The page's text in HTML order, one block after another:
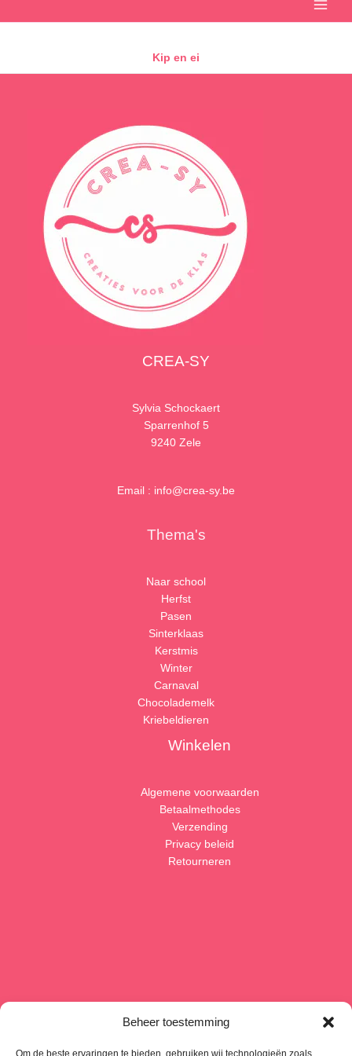
Beheer toestemming
Om de beste ervaringen te bieden, gebruiken wij technologieën zoals
Kip en ei
CREA-SY
Sylvia Schockaert
Sparrenhof 5
9240 Zele
Email : info@crea-sy.be
Thema's
Naar school
Herfst
Pasen
Sinterklaas
Kerstmis
Winter
Carnaval
Chocolademelk
Kriebeldieren
Winkelen
Algemene voorwaarden
Betaalmethodes
Verzending
Privacy beleid
Retourneren